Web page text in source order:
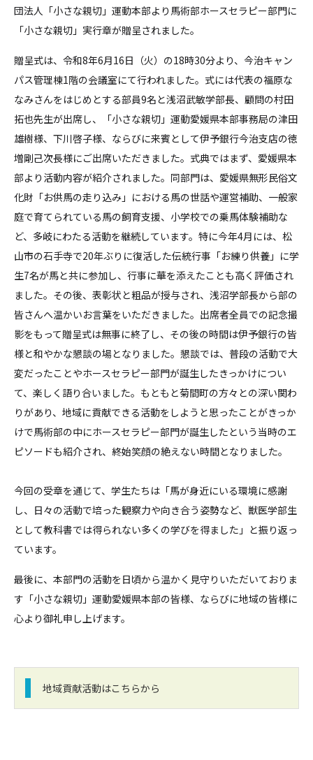
団法人「小さな親切」運動本部より馬術部ホースセラピー部門に
「小さな親切」実行章が贈呈されました。
贈呈式は、令和8年6月16日（火）の18時30分より、今治キャン
パス管理棟1階の会議室にて行われました。式には代表の福原な
なみさんをはじめとする部員9名と浅沼武敏学部長、顧問の村田
拓也先生が出席し、「小さな親切」運動愛媛県本部事務局の津田
雄樹様、下川啓子様、ならびに来賓として伊予銀行今治支店の徳
増剛己次長様にご出席いただきました。式典ではまず、愛媛県本
部より活動内容が紹介されました。同部門は、愛媛県無形民俗文
化財「お供馬の走り込み」における馬の世話や運営補助、一般家
庭で育てられている馬の飼育支援、小学校での乗馬体験補助な
ど、多岐にわたる活動を継続しています。特に今年4月には、松
山市の石手寺で20年ぶりに復活した伝統行事「お練り供養」に学
生7名が馬と共に参加し、行事に華を添えたことも高く評価され
ました。その後、表彰状と粗品が授与され、浅沼学部長から部の
皆さんへ温かいお言葉をいただきました。出席者全員での記念撮
影をもって贈呈式は無事に終了し、その後の時間は伊予銀行の皆
様と和やかな懇談の場となりました。懇談では、普段の活動で大
変だったことやホースセラピー部門が誕生したきっかけについ
て、楽しく語り合いました。もともと菊間町の方々との深い関わ
りがあり、地域に貢献できる活動をしようと思ったことがきっか
けで馬術部の中にホースセラピー部門が誕生したという当時のエ
ピソードも紹介され、終始笑顔の絶えない時間となりました。
今回の受章を通じて、学生たちは「馬が身近にいる環境に感謝
し、日々の活動で培った観察力や向き合う姿勢など、獣医学部生
として教科書では得られない多くの学びを得ました」と振り返っ
ています。
最後に、本部門の活動を日頃から温かく見守りいただいておりま
す「小さな親切」運動愛媛県本部の皆様、ならびに地域の皆様に
心より御礼申し上げます。
地域貢献活動はこちらから